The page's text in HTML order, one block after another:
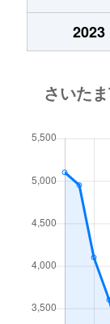
本町西
本町東
2023